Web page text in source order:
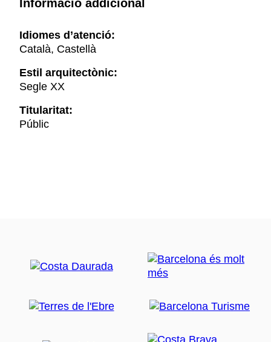
Informació addicional
Idiomes d’atenció:
Català, Castellà
Estil arquitectònic:
Segle XX
Titularitat:
Públic